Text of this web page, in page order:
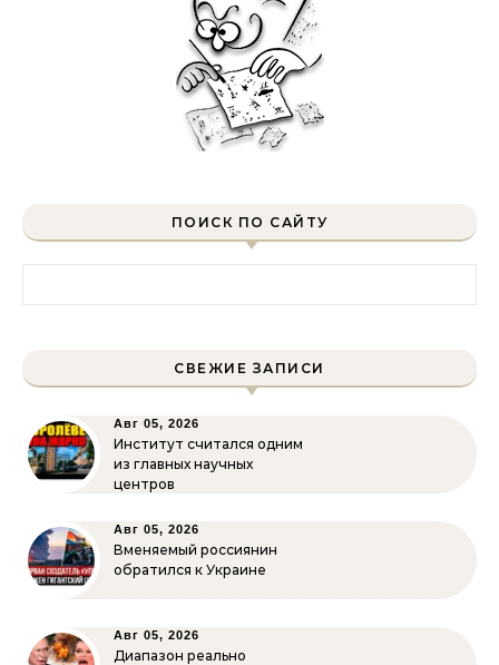
ПОИСК ПО САЙТУ
СВЕЖИЕ ЗАПИСИ
Авг 05, 2026
Институт считался одним
из главных научных
центров
Авг 05, 2026
Вменяемый россиянин
обратился к Украине
Авг 05, 2026
Диапазон реально